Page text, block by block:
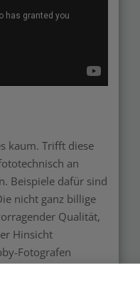
kaum. Trifft diese
an
Beispiele dafür sind
nicht ganz billige
Qualität,
Hinsicht
Fotografen
Hierbei